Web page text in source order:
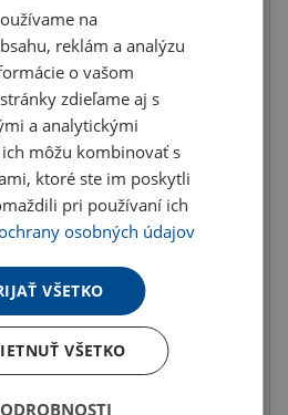
od
200
0.76 €
(-20.00%)
300
(-25.00
mať 11.8. až 17.8.
na
reklám a analýzu
o vašom
zdieľame aj s
a analytickými
môžu kombinovať s
ktoré ste im poskytli
pri používaní ich
osobných údajov
VŠETKO
VŠETKO